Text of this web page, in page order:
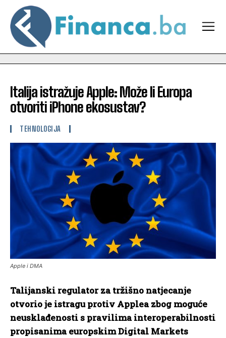
Italija istražuje Apple: Može li Europa
otvoriti iPhone ekosustav?
TEHNOLOGIJA
Apple i DMA
Talijanski regulator za tržišno natjecanje
otvorio je istragu protiv Applea zbog moguće
neusklađenosti s pravilima interoperabilnosti
propisanima europskim Digital Markets